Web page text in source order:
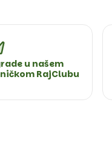
u našem
RajClubu